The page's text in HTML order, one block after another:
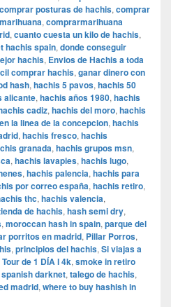
comprar posturas de hachis, comprar
, comprarmarihuana
, cuanto cuesta un kilo de hachis,
hachis spain, donde conseguir
hachis, Envios de Hachis a toda
comprar hachis, ganar dinero con
hash, hachis 5 pavos, hachis 50
alicante, hachis años 1980, hachis
cadiz, hachis del moro, hachis
la linea de la concepcion, hachis
, hachis fresco, hachis
granada, hachis grupos msn,
, hachis lavapies, hachis lugo,
, hachis palencia, hachis para
por correo españa, hachis retiro,
thc, hachis valencia,
de hachis, hash semi dry,
, moroccan hash in spain, parque del
porritos en madrid, Pillar Porros,
, principios del hachis, Si viajas a
de 1 DÍA l 4k, smoke in retiro
spanish darknet, talego de hachis,
madrid, where to buy hashish in